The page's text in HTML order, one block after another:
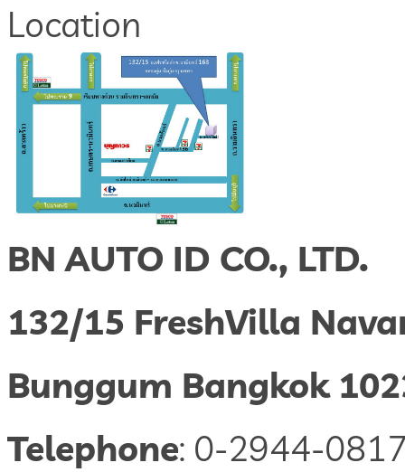
Location
BN AUTO ID CO., LTD.
132/15 FreshVilla
Bunggum Bangkok
Telephone: 0-2944-